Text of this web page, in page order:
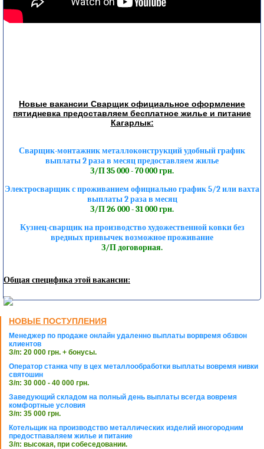
Новые вакансии Сварщик официальное оформление
пятидневка предоставляем бесплатное жилье и питание
Кагарлык:
Сварщик-монтажник металлоконструкций удобный график
выплаты 2 раза в месяц предоставляем жилье
З/П 35 000 - 70 000 грн.
Электросварщик с проживанием официально график 5/2 или вахта
выплаты 2 раза в месяц
З/П 26 000 - 31 000 грн.
Кузнец-сварщик на производство художественной ковки без
вредных привычек возможное проживание
З/П договорная.
Общая специфика этой вакансии:
НОВЫЕ ПОСТУПЛЕНИЯ
Менеджер по продаже онлайн удаленно выплаты ворвремя обзвон
клиентов
З/п: 20 000 грн. + бонусы.
Оператор станка чпу в цех металлообработки выплаты вовремя нивки
святошин
З/п: 30 000 - 40 000 грн.
Заведующий складом на полный день выплаты всегда вовремя
комфортные условия
З/п: 35 000 грн.
Котельщик на производство металлических изделий иногородним
предостпаваляем жилье и питание
З/п: высокая, при собеседовании.